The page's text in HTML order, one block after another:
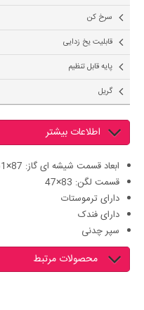
سرخ کن
قابلیت یخ زدایی
پایه قابل تنظیم
گریل
اطلاعات بیشتر
ابعاد قسمت شیشه ای گاز: 87×51
قسمت لگن: 83×47
دارای ترموستات
دارای فندک
سپر چدنی
محصولات مرتبط